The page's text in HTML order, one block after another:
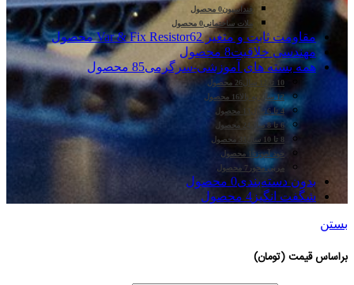
فنداسیون0 محصول
ملات ساختمانی0 محصول
مقاومت ثابت و متغیر Var & Fix Resistor62 محصول
مهندسی خلاقیت8 محصول
همه بسته های آموزشی-سرگرمی85 محصول
10 تا 12 سال
26 محصول
12 سال به بالا
16 محصول
4 تا 6 سال
13 محصول
6 تا 8 سال
24 محصول
8 تا 10 سال
خود آموز15 محصول
مربی محور 7 محصول
بدون دسته‌بندی0 محصول
شگفت انگیز 4 محصول
بستن
براساس قیمت (تومان)